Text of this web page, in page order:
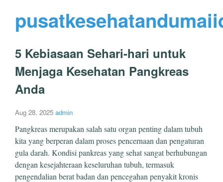
5 Kebiasaan Sehari-hari untuk
Menjaga Kesehatan Pangkreas
Anda
Aug 28, 2025 admin
Pangkreas merupakan salah satu organ penting dalam tubuh
kita yang berperan dalam proses pencernaan dan pengaturan
gula darah. Kondisi pankreas yang sehat sangat berhubungan
dengan kesejahteraan keseluruhan tubuh, termasuk
pengendalian berat badan dan pencegahan penyakit kronis